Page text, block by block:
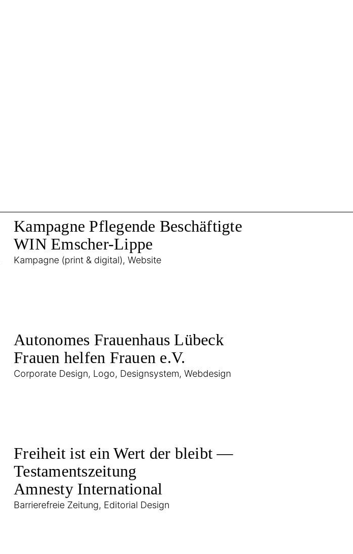
Kampagne Pflegende Beschäftigte
WIN Emscher-Lippe
Kampagne (print & digital), Website
Autonomes Frauenhaus Lübeck
Frauen helfen Frauen e.V.
Corporate Design, Logo, Designsystem, Webdesign
Freiheit ist ein Wert der bleibt —
Testamentszeitung
Amnesty International
Barrierefreie Zeitung, Editorial Design